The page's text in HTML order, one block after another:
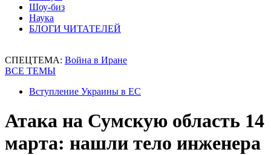
Шоу-биз
Наука
БЛОГИ ЧИТАТЕЛЕЙ
СПЕЦТЕМА: Война в Иране
ВСЕ ТЕМЫ
Вступление Украины в ЕС
Атака на Сумскую область 14
марта: нашли тело инженера